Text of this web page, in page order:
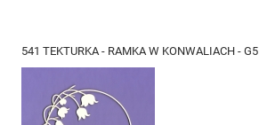
541 TEKTURKA - RAMKA W KONWALIACH - G5